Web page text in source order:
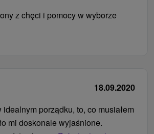
z chęci i pomocy w wyborze
18.09.2020
porządku, to, co musiałem
mi doskonale wyjaśnione.